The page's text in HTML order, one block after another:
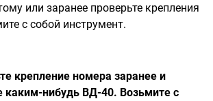
или заранее проверьте крепления
с собой инструмент.
крепление номера заранее и
каким-нибудь ВД-40. Возьмите с